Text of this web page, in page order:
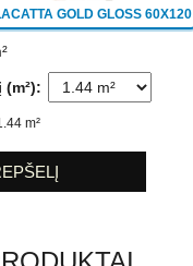
GOLD GLOSS 60X120
m²